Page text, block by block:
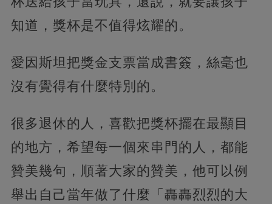
知道，獎杯是不值得炫耀的。
愛因斯坦把獎金支票當成書簽，絲毫也
沒有覺得有什麼特別的。
很多退休的人，喜歡把獎杯擺在最顯目
的地方，希望每一個來串門的人，都能
贊美幾句，順著大家的贊美，他可以例
舉出自己當年做了什麼「轟轟烈烈的大